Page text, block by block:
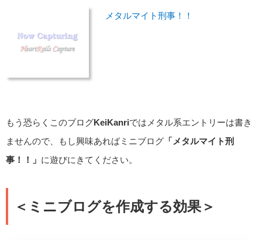
メタルマイト刑事！！
もう恐らくこのブログKeiKanriではメタル系エントリーは書き
ませんので、もし興味あればミニブログ 「メタルマイト刑
事！！」 に遊びにきてください。
＜ミニブログを作成する効果＞